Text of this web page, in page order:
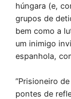
húngara (e,
grupos de
bem como a
um inimigo
espanhola,
”Prisioneiro
pontes de